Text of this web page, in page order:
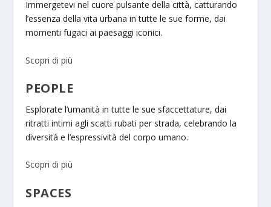
Immergetevi nel cuore pulsante della città, catturando
l’essenza della vita urbana in tutte le sue forme, dai
momenti fugaci ai paesaggi iconici.
Scopri di più
PEOPLE
Esplorate l’umanità in tutte le sue sfaccettature, dai
ritratti intimi agli scatti rubati per strada, celebrando la
diversità e l’espressività del corpo umano.
Scopri di più
SPACES